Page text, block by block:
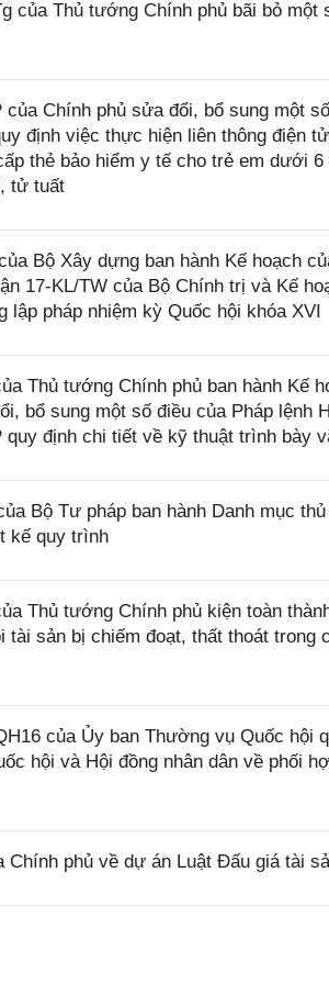
của Thủ tướng Chính phủ bãi bỏ một
của Chính phủ sửa đổi, bổ sung một
định việc thực hiện liên thông điện
thẻ bảo hiểm y tế cho trẻ em dưới
tử tuất
Bộ Xây dựng ban hành Kế hoạch
17-KL/TW của Bộ Chính trị và Kế
pháp nhiệm kỳ Quốc hội khóa XVI
Thủ tướng Chính phủ ban hành Kế
bổ sung một số điều của Pháp lệnh
quy định chi tiết về kỹ thuật trình bày
Bộ Tư pháp ban hành Danh mục
kế quy trình
Thủ tướng Chính phủ kiện toàn
sản bị chiếm đoạt, thất thoát trong
của Ủy ban Thường vụ Quốc hội
hội và Hội đồng nhân dân về phối
Chính phủ về dự án Luật Đấu giá tài